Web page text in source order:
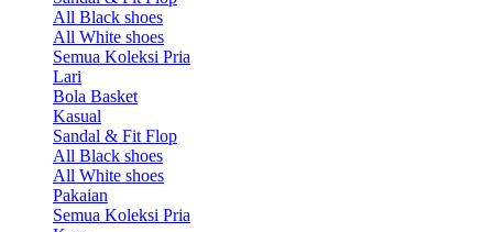
All Black shoes
All White shoes
Semua Koleksi Pria
Lari
Bola Basket
Kasual
Sandal & Fit Flop
All Black shoes
All White shoes
Pakaian
Semua Koleksi Pria